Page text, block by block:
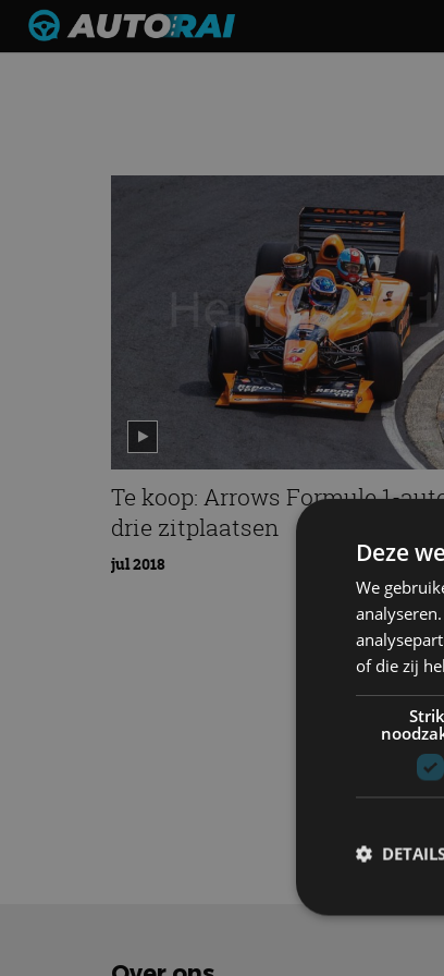
Te koop: Arrows Formule 1-
drie zitplaatsen
jul 2018
Elektrisch
Deze
We
of die zij